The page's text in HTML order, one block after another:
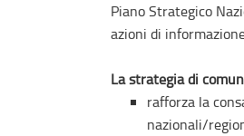
Piano Strategico
azioni di
La strategia di
rafforza la
nazionali/